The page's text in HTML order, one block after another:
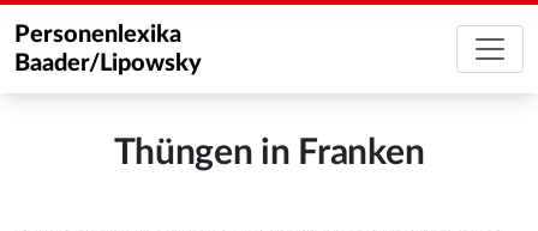
Personenlexika
Baader/Lipowsky
Thüngen in Franken